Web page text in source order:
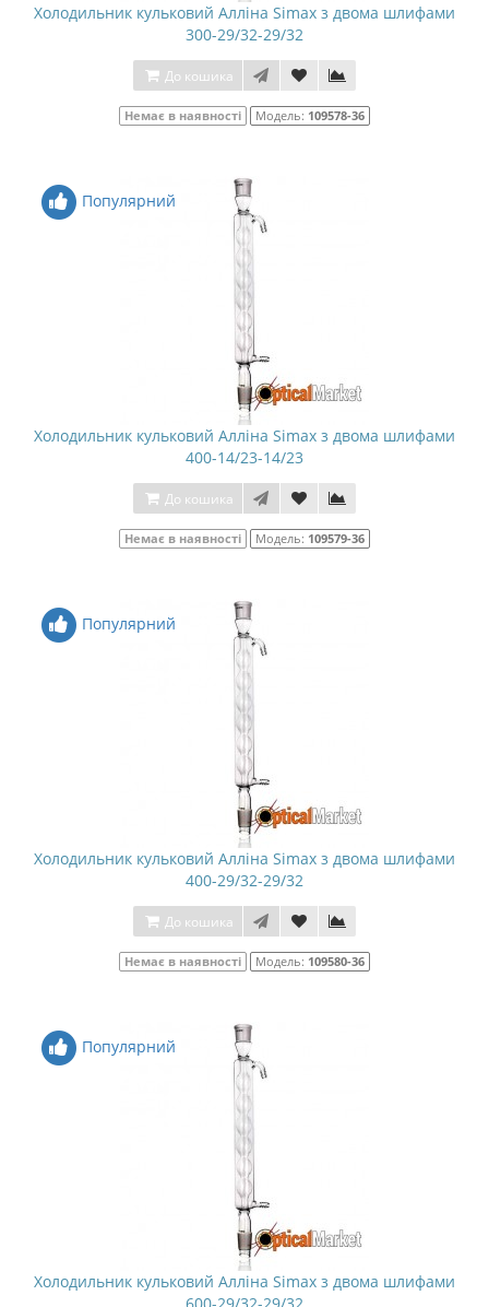
Холодильник кульковий Алліна Simax з двома шлифами
300-29/32-29/32
До кошика
Немає в наявності Модель: 109578-36
Популярний
Холодильник кульковий Алліна Simax з двома шлифами
400-14/23-14/23
До кошика
Немає в наявності Модель: 109579-36
Популярний
Холодильник кульковий Алліна Simax з двома шлифами
400-29/32-29/32
До кошика
Немає в наявності Модель: 109580-36
Популярний
Холодильник кульковий Алліна Simax з двома шлифами